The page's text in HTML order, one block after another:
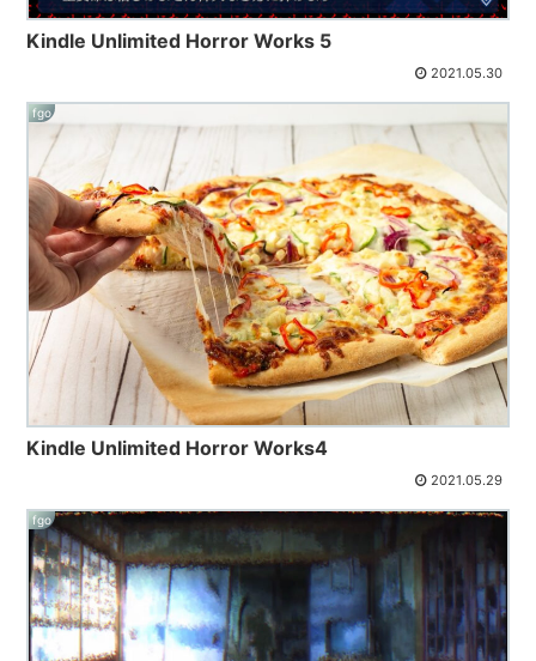
Kindle Unlimited Horror Works 5
2021.05.30
fgo
Kindle Unlimited Horror Works4
2021.05.29
fgo